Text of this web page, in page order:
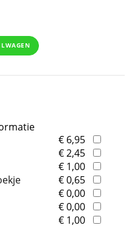
€ 6,95
€ 2,45
€ 1,00
€ 0,65
€ 0,00
€ 0,00
€ 1,00